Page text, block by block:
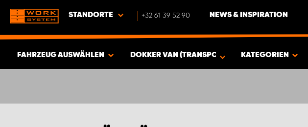
STANDORTE +32 61 39 52 90 NEWS & INSPIRATION
FAHRZEUG AUSWÄHLEN
ARTIKEL
DOKKER VAN (TRANSPORTER) KATEGORIEN